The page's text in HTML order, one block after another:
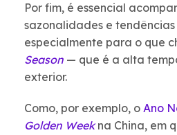
Por fim, é essencial
sazonalidades e
especialmente para o que
Season — que é a alta
exterior.
Como, por exemplo, o Ano
Golden Weekna China, em